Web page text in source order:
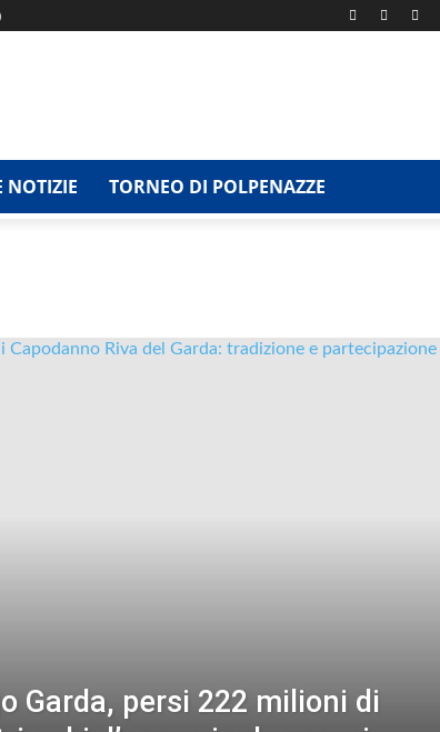
NOTIZIE TORNEO DI POLPENAZZE
Garda, persi 222 milioni di